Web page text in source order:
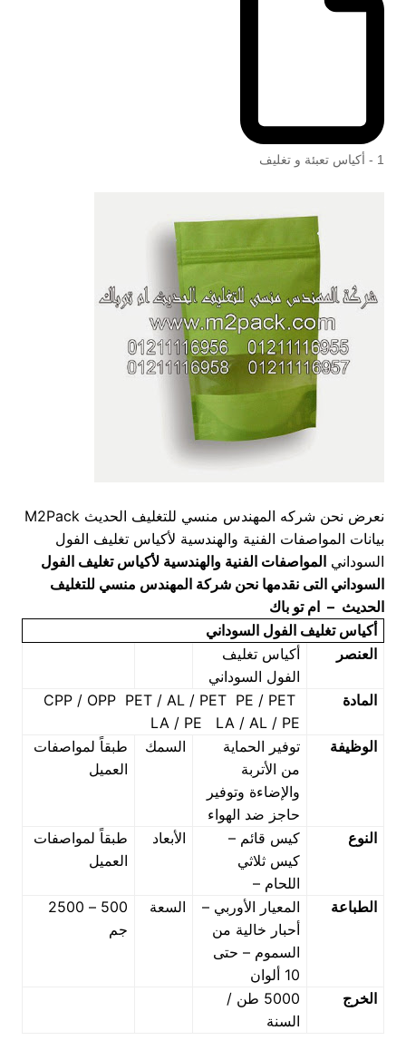
1 - أكياس تعبئة و تغليف
نعرض نحن شركه المهندس منسي للتغليف الحديث M2Pack
بيانات المواصفات الفنية والهندسية لأكياس تغليف الفول
السوداني المواصفات الفنية والهندسية لأكياس تغليف الفول
السوداني التى نقدمها نحن شركة المهندس منسي للتغليف
الحديث – ام تو باك
أكياس تغليف الفول السوداني
العنصر
أكياس تغليف
الفول السوداني
المادة
CPP / OPP PET / AL / PET PE / PET
LA / PE LA / AL / PE
الوظيفة
توفير الحماية
من الأتربة
والإضاءة وتوفير
حاجز ضد الهواء
السمك
طبقاً لمواصفات
العميل
النوع
كيس قائم –
كيس ثلاثي
اللحام –
الأبعاد
طبقاً لمواصفات
العميل
الطباعة
المعيار الأوربي –
أحبار خالية من
السموم – حتى
10 ألوان
السعة
500 – 2500
جم
الخرج
5000 طن /
السنة